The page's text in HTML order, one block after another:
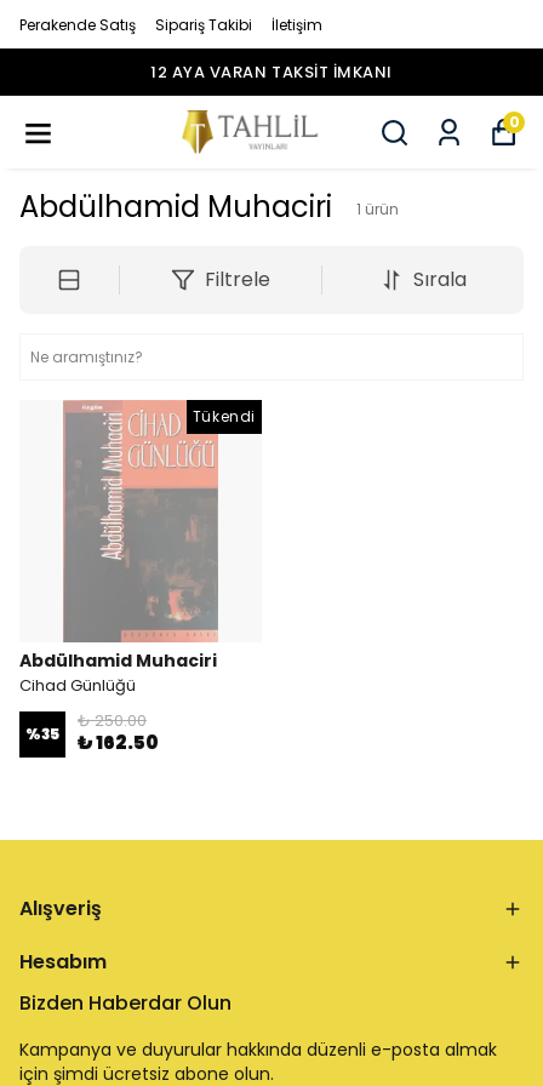
Perakende Satış Sipariş Takibi İletişim
12 AYA VARAN TAKSİT İMKANI
0
Abdülhamid Muhaciri 1 ürün
Filtrele Sırala
Tükendi
Abdülhamid Muhaciri
Cihad Günlüğü
%35
₺ 250.00
₺ 162.50
Alışveriş
Hesabım
Bizden Haberdar Olun
Kampanya ve duyurular hakkında düzenli e-posta almak
için şimdi ücretsiz abone olun.